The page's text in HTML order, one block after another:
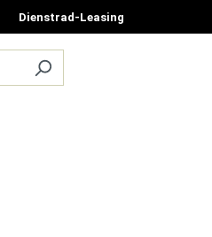
Dienstrad-Leasing